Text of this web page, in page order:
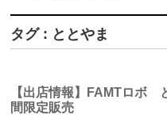
タグ : ととやま
【出店情報】FAMTロボ
間限定販売